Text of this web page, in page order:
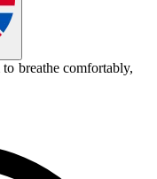
breathe comfortably,